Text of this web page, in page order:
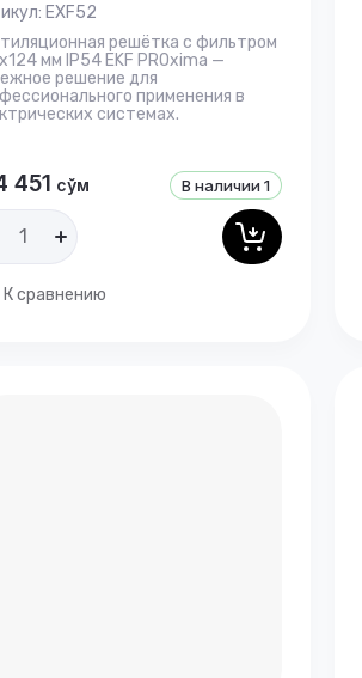
EXF52
решётка с фильтром
мм IP54 EKF PROxima —
решение для
применения в
системах.
В наличии 1
451 сўм
К сравнению